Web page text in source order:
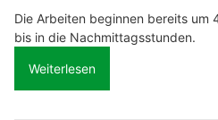
Die Arbeiten beginnen bereits um
bis in die Nachmittagsstunden.
Weiterlesen